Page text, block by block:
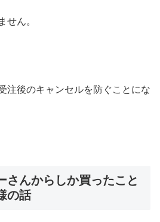
せん。
注後のキャンセルを防ぐことにな
さんからしか買ったこと
の話